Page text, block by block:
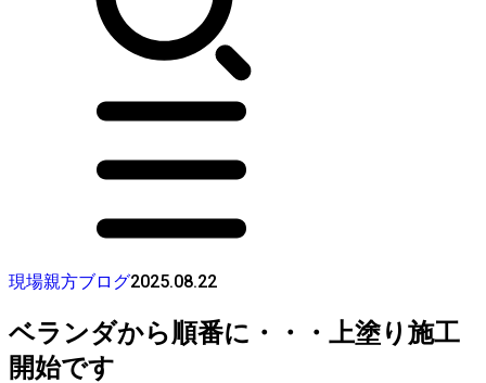
現場親方ブログ2025.08.22
ベランダから順番に・・・上塗り施工
開始です